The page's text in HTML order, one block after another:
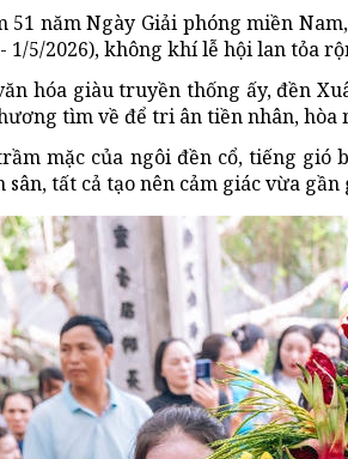
51 năm Ngày Giải phóng miền
1/5/2026), không khí lễ hội lan tỏa
hóa giàu truyền thống ấy, đền
tìm về để tri ân tiền nhân, hòa
mặc của ngôi đền cổ, tiếng
tất cả tạo nên cảm giác vừa